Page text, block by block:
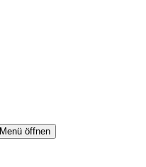
Menü öffnen